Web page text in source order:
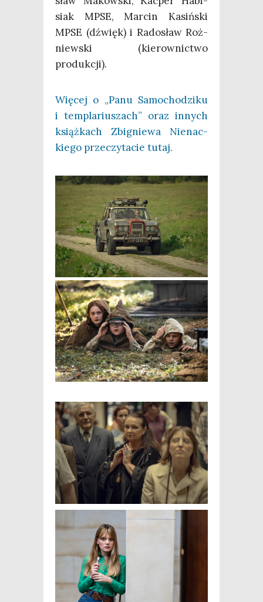
siak MPSE, Mar­cin Kasiń­ski
MPSE (dźwięk) i Rado­sław Roż­
niew­ski (kie­row­nic­two
produkcji).
Wię­cej o „Panu Samo­cho­dzi­ku
i tem­pla­riu­szach” oraz innych
książ­kach Zbi­gnie­wa Nie­nac­
kie­go prze­czy­ta­cie tutaj.